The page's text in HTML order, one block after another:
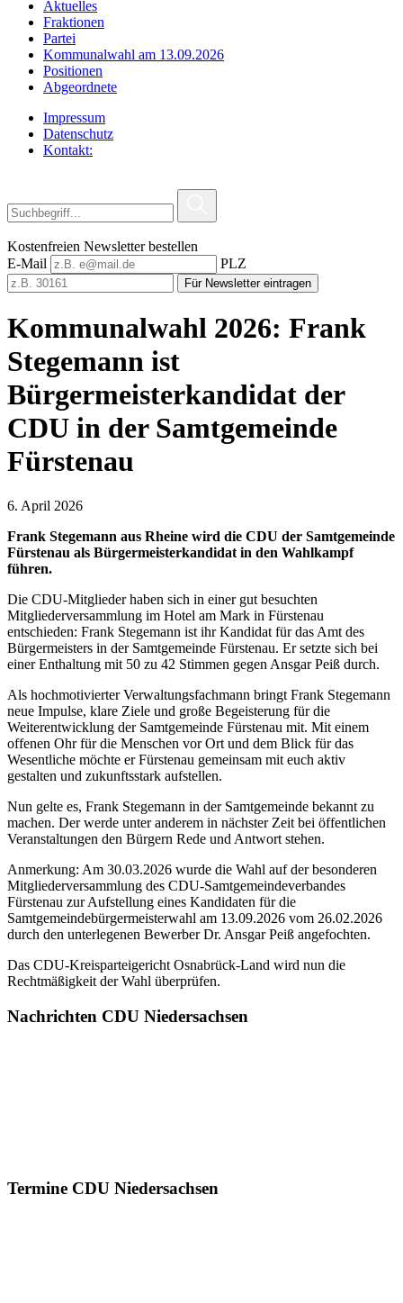
Aktuelles
Fraktionen
Partei
Kommunalwahl am 13.09.2026
Positionen
Abgeordnete
Impressum
Datenschutz
Kontakt:
Kostenfreien Newsletter bestellen
E-Mail
PLZ
Für Newsletter eintragen
Kommunalwahl 2026: Frank
Stegemann ist
Bürgermeisterkandidat der
CDU in der Samtgemeinde
Fürstenau
6. April 2026
Frank Stegemann aus Rheine wird die CDU der Samtgemeinde
Fürstenau als Bürgermeisterkandidat in den Wahlkampf
führen.
Die CDU-Mitglieder haben sich in einer gut besuchten
Mitgliederversammlung im Hotel am Mark in Fürstenau
entschieden: Frank Stegemann ist ihr Kandidat für das Amt des
Bürgermeisters in der Samtgemeinde Fürstenau. Er setzte sich bei
einer Enthaltung mit 50 zu 42 Stimmen gegen Ansgar Peiß durch.
Als hochmotivierter Verwaltungsfachmann bringt Frank Stegemann
neue Impulse, klare Ziele und große Begeisterung für die
Weiterentwicklung der Samtgemeinde Fürstenau mit. Mit einem
offenen Ohr für die Menschen vor Ort und dem Blick für das
Wesentliche möchte er Fürstenau gemeinsam mit euch aktiv
gestalten und zukunftsstark aufstellen.
Nun gelte es, Frank Stegemann in der Samtgemeinde bekannt zu
machen. Der werde unter anderem in nächster Zeit bei öffentlichen
Veranstaltungen den Bürgern Rede und Antwort stehen.
Anmerkung: Am 30.03.2026 wurde die Wahl auf der besonderen
Mitgliederversammlung des CDU-Samtgemeindeverbandes
Fürstenau zur Aufstellung eines Kandidaten für die
Samtgemeindebürgermeisterwahl am 13.09.2026 vom 26.02.2026
durch den unterlegenen Bewerber Dr. Ansgar Peiß angefochten.
Das CDU-Kreisparteigericht Osnabrück-Land wird nun die
Rechtmäßigkeit der Wahl überprüfen.
Nachrichten CDU Niedersachsen
Termine CDU Niedersachsen